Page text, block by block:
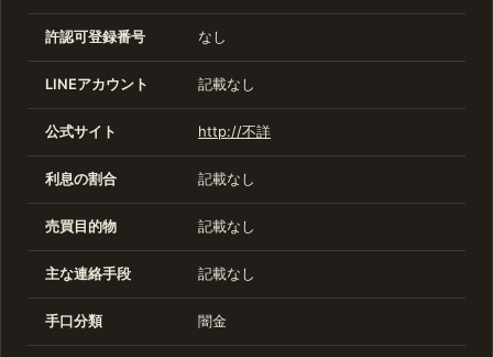
許認可登録番号 なし
LINEアカウント 記載なし
公式サイト http://不詳
利息の割合 記載なし
売買目的物 記載なし
主な連絡手段 記載なし
手口分類 闇金